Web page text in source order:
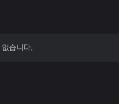
습니다.